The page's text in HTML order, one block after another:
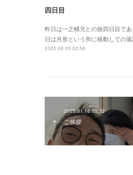
四日目
昨日は一之輔兄との旅四日目で
日は月形という所に移動しての
2025.08.05 02:56
2025.01.16 00:32
ご挨拶